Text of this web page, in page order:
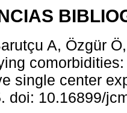
A, Özgür
single center
doi: 10.16899/